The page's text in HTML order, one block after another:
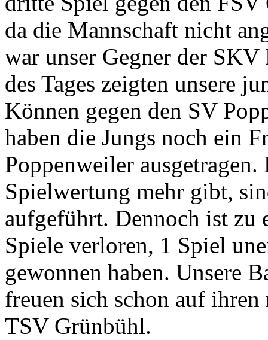
da die Mannschaft nicht
war unser Gegner der
des Tages zeigten unsere
Können gegen den SV
haben die Jungs noch ein
Poppenweiler
Spielwertung mehr gibt,
aufgeführt. Dennoch ist zu
Spiele verloren, 1 Spiel
gewonnen haben. Unsere
freuen sich schon auf
TSV Grünbühl.